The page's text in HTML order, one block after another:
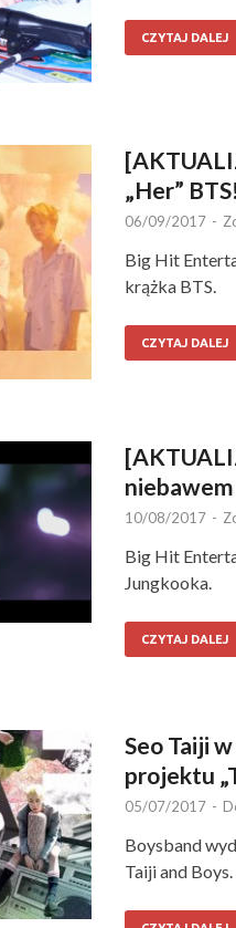
CZYTAJ DALEJ
„Her”
06/09/2017 -
Big Hit
krążka BTS.
CZYTAJ DALEJ
niebawem
10/08/2017 -
Big Hit
Jungkooka.
CZYTAJ DALEJ
Seo Taiji
projektu
05/07/2017 -
Boysband
Taiji and Boys.